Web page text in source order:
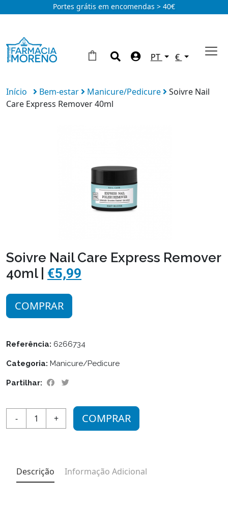
Portes grátis em encomendas > 40€
PT €
Início Bem-estar Manicure/Pedicure
Soivre Nail
Care Express Remover 40ml
Soivre Nail Care Express Remover
40ml | €5,99
COMPRAR
Referência: 6266734
Categoria: Manicure/Pedicure
Partilhar:
- 1 + COMPRAR
Descrição Informação Adicional